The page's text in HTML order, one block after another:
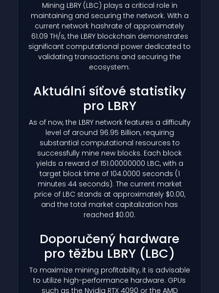
Mining LBRY (LBC) plays a critical role in
maintaining and securing the network. With a
current network hashrate of approximately
61.09 TH/s, the LBRY blockchain demonstrates
significant computational power dedicated to
validating transactions and securing the
ecosystem.
Aktuální síťové statistiky
pro LBRY
As of now, the LBRY network features a difficulty
level of around 96.95 Billion, requiring
substantial computational resources to
successfully mine new blocks. Each block
yields a reward of 151.00000000 LBC, with a
target block time of 104.0000 seconds (1
minutes 44 seconds). The current market
price of LBC stands at approximately $0.00,
and the total market capitalization has
reached $0.00.
Doporučený hardware
pro těžbu LBRY (LBC)
To maximize mining profitability, it is advisable
to utilize high-performance hardware. GPUs
such as the Nvidia RTX 4090 or the AMD